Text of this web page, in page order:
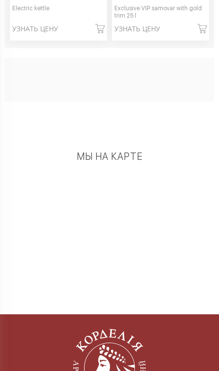
Electric kettle
УЗНАТЬ ЦЕНУ
Exclusive VIP samovar with gold
trim 25 l
УЗНАТЬ ЦЕНУ
МЫ НА КАРТЕ